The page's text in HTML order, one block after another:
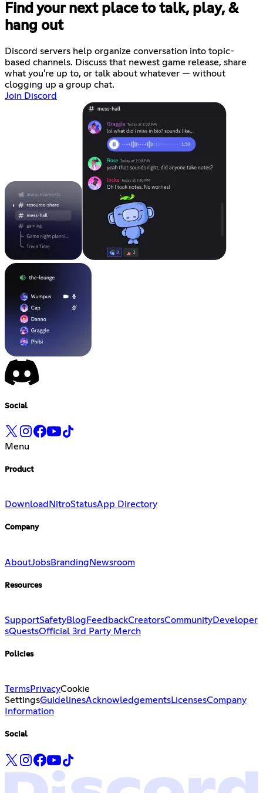
Find your next place to talk, play, &
hang out
Discord servers help organize conversation into topic-
based channels. Discuss that newest game release, share
what you're up to, or talk about whatever — without
clogging up a group chat.
Join Discord
Social
Menu
Product
Download NitroStatusApp Directory
Company
AboutJobsBrandingNewsroom
Resources
SupportSafetyBlog FeedbackCreatorsCommunityDeveloper
sQuestsOfficial 3rd Party Merch
Policies
TermsPrivacyCookie
SettingsGuidelinesAcknowledgementsLicensesCompany
Information
Social